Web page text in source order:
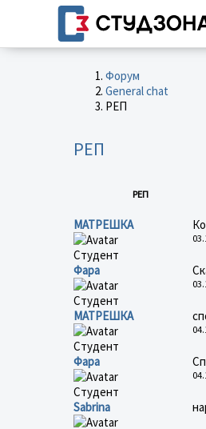
Форум
General chat
РЕП
РЕП
РЕП
МАТРЕШКА
Студент
Фара
Студент
МАТРЕШКА
Студент
Фара
Студент
Sabrina